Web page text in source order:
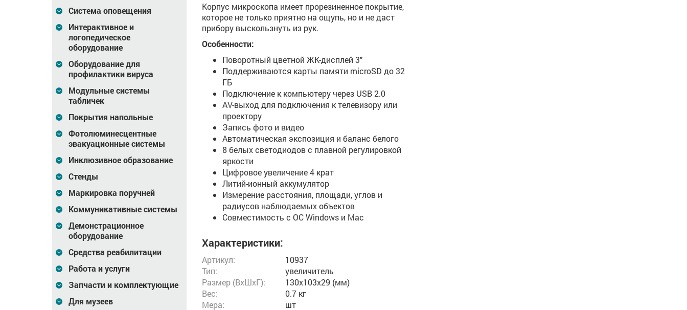
Система оповещения
Интерактивное и
логопедическое
оборудование
Оборудование для
профилактики вируса
Модульные системы
табличек
Покрытия напольные
Фотолюминесцентные
эвакуационные системы
Инклюзивное образование
Стенды
Маркировка поручней
Коммуникативные системы
Демонстрационное
оборудование
Средства реабилитации
Работа и услуги
Запчасти и комплектующие
Для музеев
Корпус микроскопа имеет прорезиненное покрытие,
которое не только приятно на ощупь, но и не даст
прибору выскользнуть из рук.
Особенности:
Поворотный цветной ЖК-дисплей 3"
Поддерживаются карты памяти microSD до 32
ГБ
Подключение к компьютеру через USB 2.0
AV-выход для подключения к телевизору или
проектору
Запись фото и видео
Автоматическая экспозиция и баланс белого
8 белых светодиодов с плавной регулировкой
яркости
Цифровое увеличение 4 крат
Литий-ионный аккумулятор
Измерение расстояния, площади, углов и
радиусов наблюдаемых объектов
Совместимость с ОС Windows и Mac
Характеристики:
Артикул:
10937
Тип:
увеличитель
Размер (ВxШxГ):
130x103x29 (мм)
Вес:
0.7 кг
Мера:
шт